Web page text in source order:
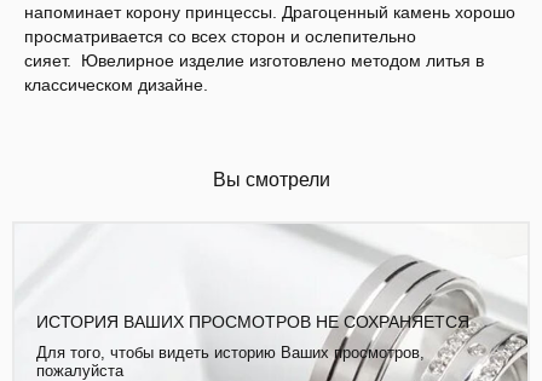
напоминает корону принцессы. Драгоценный камень хорошо
просматривается со всех сторон и ослепительно
сияет. Ювелирное изделие изготовлено методом литья в
классическом дизайне.
Вы смотрели
ИСТОРИЯ ВАШИХ ПРОСМОТРОВ НЕ СОХРАНЯЕТСЯ
Для того, чтобы видеть историю Ваших просмотров,
пожалуйста